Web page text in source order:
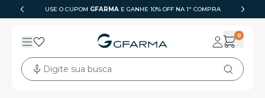
USE O CUPOM GFARMA E GANHE 10% OFF NA 1ª COMPRA
6X SEM JUROS
0
Digite sua busca